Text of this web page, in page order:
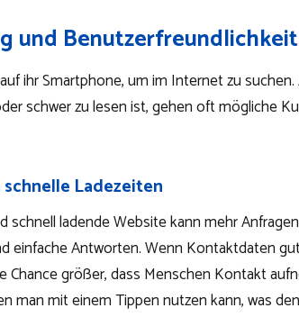
und
ihr Smartphone, um im Internet zu
schwer zu lesen ist, gehen oft mögliche
Ladezeiten
schnell ladende Website kann mehr
einfache Antworten. Wenn Kontaktdaten
Chance größer, dass Menschen Kontakt
man mit einem Tippen nutzen kann, was